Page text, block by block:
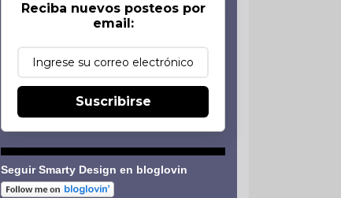
Reciba nuevos posteos por
email:
Suscribirse
Seguir Smarty Design en bloglovin